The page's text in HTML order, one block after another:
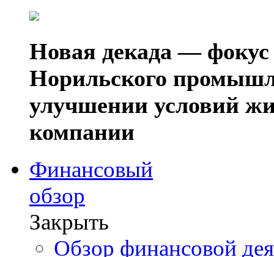
Новая декада — фокус
Норильского
улучшении условий
компании
Финансовый
обзор
Закрыть
Обзор финансовой